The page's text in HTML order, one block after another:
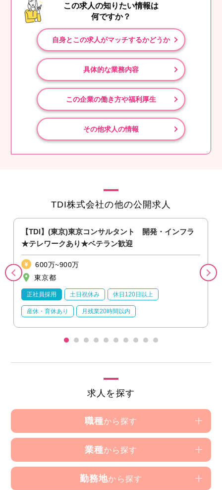
この求人の知りたい情報は
何ですか？
自身とこの求人がマッチするかどうか
具体的な業務内容
この企業の働き方や福利厚生
その他求人の情報
TDI株式会社の他の公開求人
【TDI】(東京)東京コンサルタント 開発・インフラ
★テレワークあり★ベテラン歓迎
600万~900万
東京都
正社員採用 土日祝休み 休日120日以上
産休・育休あり 月残業20時間以内
求人を探す
職種から探す
業種から探す
勤務地から探す